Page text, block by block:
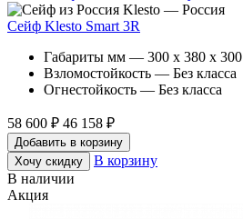
Klesto — Россия
Сейф Klesto Smart 3R
Габариты мм — 300 x 380 x 300
Взломостойкость — Без класса
Огнестойкость — Без класса
58 600 ₽ 46 158 ₽
Добавить в корзину
Хочу скидку
В корзину
В наличии
Акция